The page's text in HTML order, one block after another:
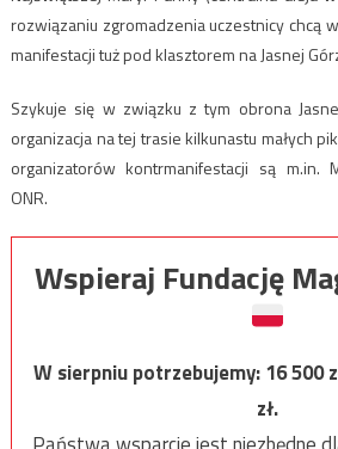
rozwiązaniu zgromadzenia uczestnicy chcą
manifestacji tuż pod klasztorem na Jasnej
Szykuje się w związku z tym obrona
organizacja na tej trasie kilkunastu małych
organizatorów kontrmanifestacji są m.in.
ONR.
Wspieraj Fundację
W sierpniu potrzebujemy:16 500
zł.